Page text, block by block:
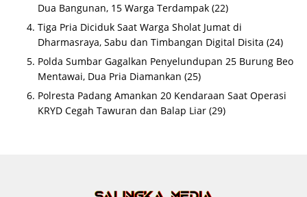
Dua Bangunan, 15 Warga Terdampak (22)
Tiga Pria Diciduk Saat Warga Sholat Jumat di
Dharmasraya, Sabu dan Timbangan Digital Disita (24)
Polda Sumbar Gagalkan Penyelundupan 25 Burung Beo
Mentawai, Dua Pria Diamankan (25)
Polresta Padang Amankan 20 Kendaraan Saat Operasi
KRYD Cegah Tawuran dan Balap Liar (29)